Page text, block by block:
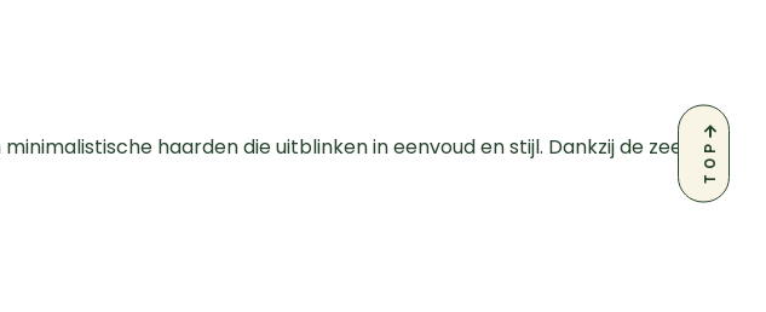
haarden die uitblinken in eenvoud en stijl. Dankzij de zeer
TOP